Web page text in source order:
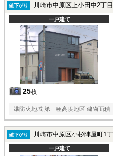
値下がり 川崎市中原区上小田中2丁
一戸建て
25枚
準防火地域 第三種高度地区 建物面積
値下がり 川崎市中原区小杉陣屋町1
一戸建て